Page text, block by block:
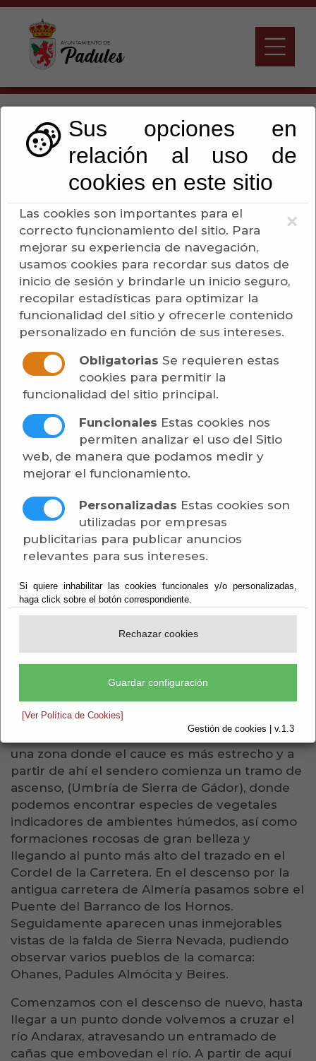
×
Sus opciones en
relación al uso de
cookies en este sitio
Las cookies son importantes para el
correcto funcionamiento del sitio. Para
mejorar su experiencia de navegación,
usamos cookies para recordar sus datos de
inicio de sesión y brindarle un inicio seguro,
recopilar estadísticas para optimizar la
funcionalidad del sitio y ofrecerle contenido
personalizado en función de sus intereses.
Obligatorias Se requieren estas
cookies para permitir la
funcionalidad del sitio principal.
Funcionales Estas cookies nos
permiten analizar el uso del Sitio
web, de manera que podamos medir y
mejorar el funcionamiento.
Personalizadas Estas cookies son
utilizadas por empresas
publicitarias para publicar anuncios
relevantes para sus intereses.
Si quiere inhabilitar las cookies funcionales y/o personalizadas,
haga click sobre el botón correspondiente.
Rechazar cookies
Guardar configuración
[Ver Política de Cookies]
Gestión de cookies | v.1.3
SENDERO CORDEL DE
LA CARRETERA
El sendero comienza al oeste del núcleo
urbano de Padules, en la Calle del Río a pocos
metros de la Plaza de la Constitución,
encontrando el Ayuntamiento y la Iglesia de
Santa María la Mayor. El primer tramo se
realiza por una pista asfaltada encima de los
vistas del río Andarax. A continuación pasamos
por la zona conocida como “Los Canjorros”,
comenzando a realizar un descenso junto a
una pequeña cascada y cerca de un paraje de
gran valor paisajístico como “Las Canales”.
Apreciándose una cerrada del río Andarax,
aparecen cañones y pozas e importantes
manifestaciones de vegetación y fauna de
ribera.
El primer cruce del río Andarax se realiza por
una zona donde el cauce es más estrecho y a
partir de ahí el sendero comienza un tramo de
ascenso, (Umbría de Sierra de Gádor), donde
podemos encontrar especies de vegetales
indicadores de ambientes húmedos, así como
formaciones rocosas de gran belleza y
llegando al punto más alto del trazado en el
Cordel de la Carretera. En el descenso por la
antigua carretera de Almería pasamos sobre el
Puente del Barranco de los Hornos.
Seguidamente aparecen unas inmejorables
vistas de la falda de Sierra Nevada, pudiendo
observar varios pueblos de la comarca:
Ohanes, Padules Almócita y Beires.
Comenzamos con el descenso de nuevo, hasta
llegar a un punto donde volvemos a cruzar el
río Andarax, atravesando un entramado de
cañas que embovedan el río. A partir de aquí